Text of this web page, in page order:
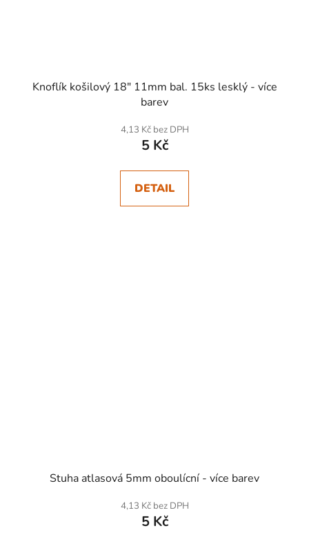
Knoflík košilový 18" 11mm bal. 15ks lesklý - více
barev
4,13 Kč bez DPH
5 Kč
DETAIL
Stuha atlasová 5mm oboulícní - více barev
4,13 Kč bez DPH
5 Kč